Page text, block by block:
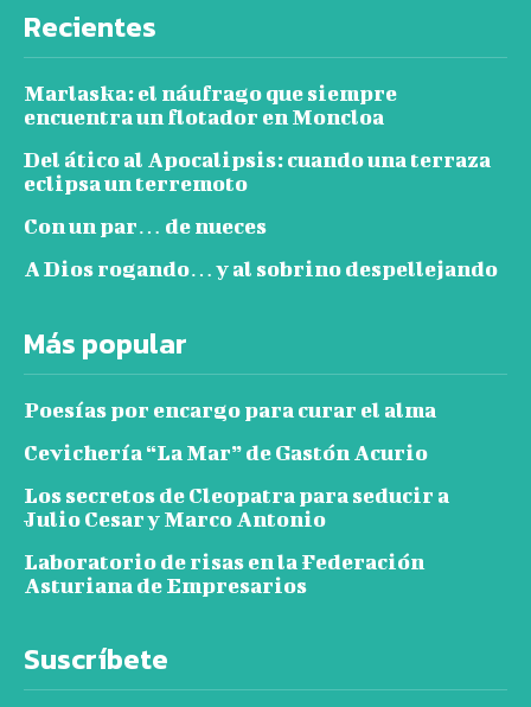
Recientes
Marlaska: el náufrago que siempre
encuentra un flotador en Moncloa
Del ático al Apocalipsis: cuando una terraza
eclipsa un terremoto
Con un par… de nueces
A Dios rogando… y al sobrino despellejando
Más popular
Poesías por encargo para curar el alma
Cevichería “La Mar” de Gastón Acurio
Los secretos de Cleopatra para seducir a
Julio Cesar y Marco Antonio
Laboratorio de risas en la Federación
Asturiana de Empresarios
Suscríbete